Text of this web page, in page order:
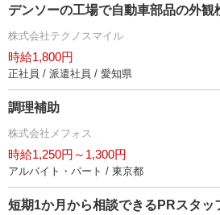
デンソーの工場で自動車部品の外
株式会社テクノスマイル
時給1,800円
正社員 / 派遣社員 / 愛知県
調理補助
株式会社メフォス
時給1,250円～1,300円
アルバイト・パート / 東京都
短期1か月から相談できるPRスタッ